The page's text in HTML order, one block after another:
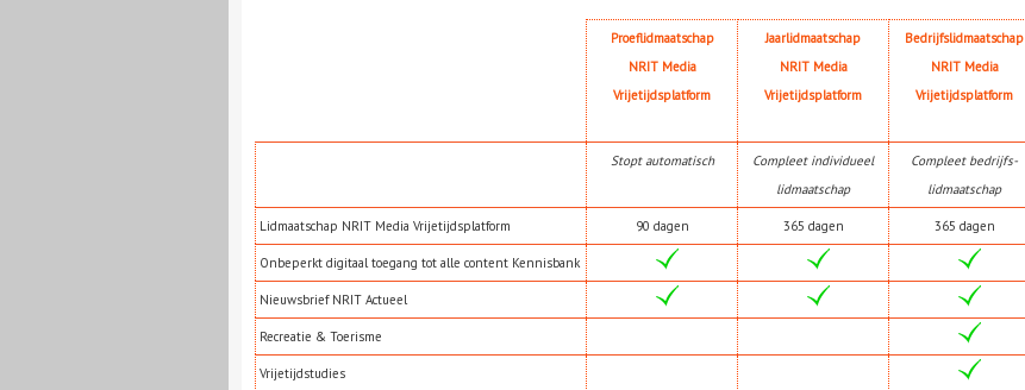
Proeflidmaatschap
NRIT Media
Vrijetijdsplatform
Jaarlidmaatschap
NRIT Media
Vrijetijdsplatform
Bedrijfslidmaatschap
NRIT Media
Vrijetijdsplatform
Stopt automatisch
Compleet individueel
lidmaatschap
Compleet bedrijfs-
lidmaatschap
Lidmaatschap NRIT Media Vrijetijdsplatform 90 dagen 365 dagen 365 dagen
Onbeperkt digitaal toegang tot alle content Kennisbank
Nieuwsbrief NRIT Actueel
Recreatie & Toerisme
Vrijetijdstudies